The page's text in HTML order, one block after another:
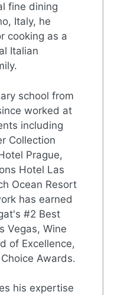
fine dining
Italy, he
cooking as a
Italian
school from
worked at
including
Collection
Prague,
Hotel Las
Ocean Resort
has earned
#2 Best
Vegas, Wine
of Excellence,
Awards.
his expertise